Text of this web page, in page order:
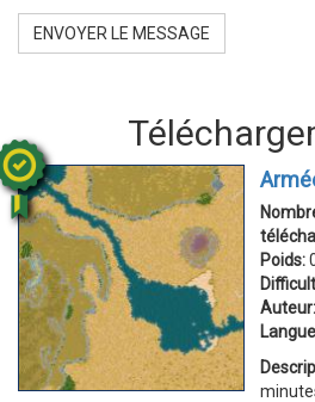
ENVOYER LE MESSAGE
Poids:
Auteur:
Langue